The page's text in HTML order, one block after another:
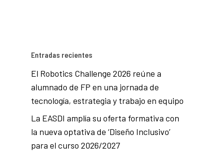
Entradas recientes
El Robotics Challenge 2026 reúne a
alumnado de FP en una jornada de
tecnología, estrategia y trabajo en equipo
La EASDI amplía su oferta formativa con
la nueva optativa de ‘Diseño Inclusivo’
para el curso 2026/2027